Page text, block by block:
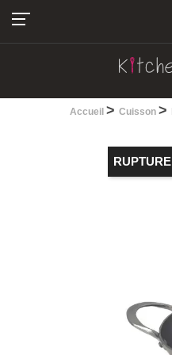
Accueil > Cuisson >
RUPTURE